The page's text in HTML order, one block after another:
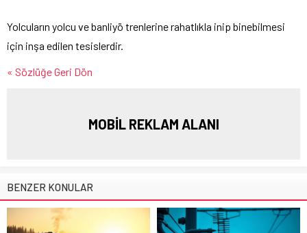
Yolcuların yolcu ve banliyö trenlerine rahatlıkla inip binebilmesi
için inşa edilen tesislerdir.
« Sözlüğe Geri Dön
MOBİL REKLAM ALANI
BENZER KONULAR